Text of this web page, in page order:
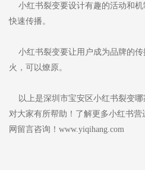
小红书裂变要设计有趣的活动和机
快速传播。
小红书裂变要让用户成为品牌的传
火，可以燎原。
以上是深圳市宝安区小红书裂变哪
对大家有所帮助！了解更多小红书
网留言咨询！www.yiqihang.com